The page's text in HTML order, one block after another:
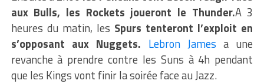
aux Bulls, les Rockets joueront le Thunder.A 3
heures du matin, les Spurs tenteront l’exploit en
s’opposant aux Nuggets. Lebron James a une
revanche à prendre contre les Suns à 4h pendant
que les Kings vont finir la soirée face au Jazz.